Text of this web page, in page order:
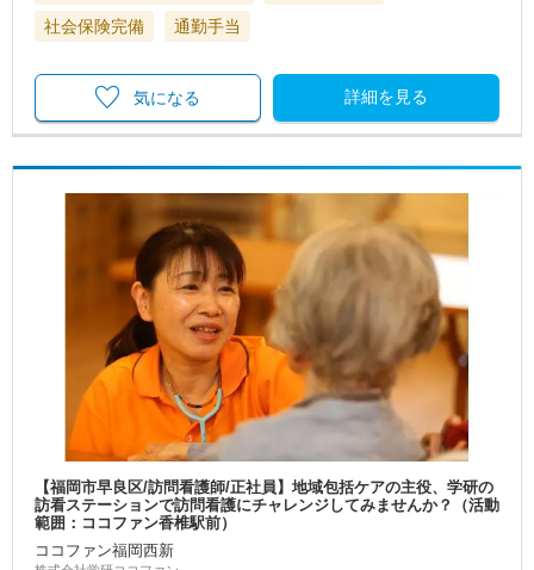
社会保険完備
通勤手当
詳細を見る
気になる
【福岡市早良区/訪問看護師/正社員】地域包括ケアの主役、学研の
訪看ステーションで訪問看護にチャレンジしてみませんか？（活動
範囲：ココファン香椎駅前）
ココファン福岡西新